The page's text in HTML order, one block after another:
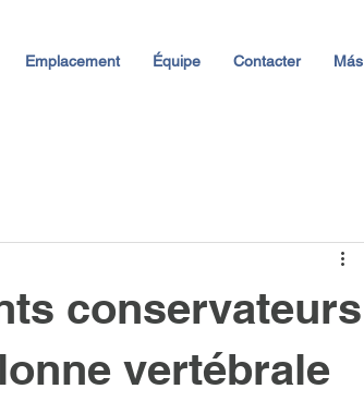
Emplacement Équipe Contacter Más
conservateurs
vertébrale